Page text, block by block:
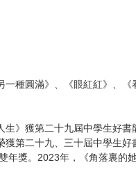
種圓滿》、《眼紅紅》、《
》獲第二十九屆中學生好書
第二十九、三十屆中學生
年獎。2023年，《角落裏的